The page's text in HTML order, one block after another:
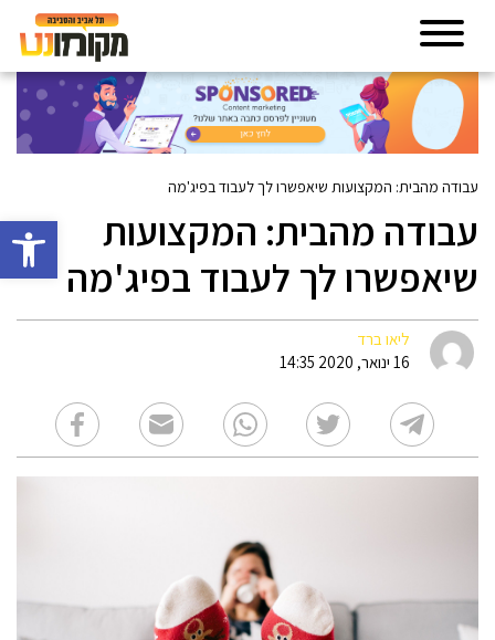
פתח
עבודה מהבית: המקצועות שיאפשרו לך לעבוד בפיג'מה
עבודה מהבית: המקצועות
שיאפשרו לך לעבוד בפיג'מה
ליאו ברד
16 ינואר, 2020 14:35